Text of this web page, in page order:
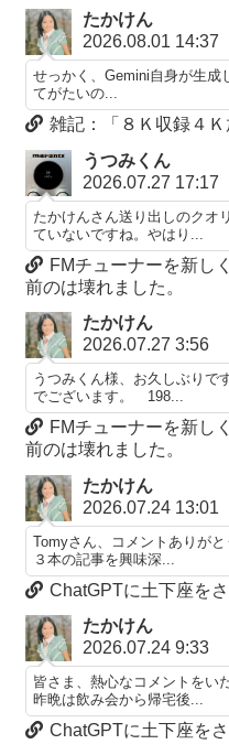
たかけん
2026.08.01 14:37
せっかく、Gemini自身が生成
てがたいの...
雑記：「８Ｋ収録４
うつみくん
2026.07.27 17:17
たかけんさん送り出しのクオ
ていないですね。やはり...
FMチューナーを新し
前のは壊れました。
たかけん
2026.07.27 3:56
うつみくん様、お久しぶりで
でございます。 198...
FMチューナーを新し
前のは壊れました。
たかけん
2026.07.24 13:01
Tomyさん、コメントありが
３本の記事を興味深...
ChatGPTに土下座を
たかけん
2026.07.24 9:33
皆さま、熱心なコメントを
昨晩は飲み会から帰宅後...
ChatGPTに土下座を